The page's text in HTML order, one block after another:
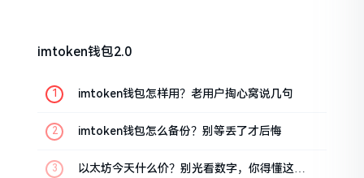
imtoken钱包2.0
imtoken钱包怎样用？老用户掏心窝说几句
imtoken钱包怎么备份？别等丢了才后悔
以太坊今天什么价？别光看数字，你得懂这几